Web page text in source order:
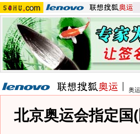
奥
北京奥运会指定国